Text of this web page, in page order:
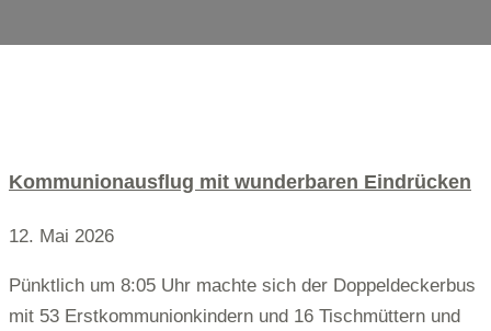
Kommunionausflug mit wunderbaren Eindrücken
12. Mai 2026
Pünktlich um 8:05 Uhr machte sich der Doppeldeckerbus
mit 53 Erstkommunionkindern und 16 Tischmüttern und